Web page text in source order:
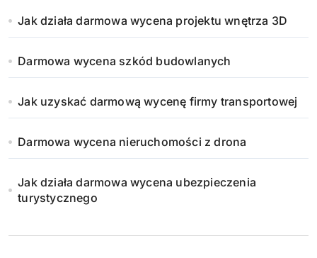
Jak działa darmowa wycena projektu wnętrza 3D
Darmowa wycena szkód budowlanych
Jak uzyskać darmową wycenę firmy transportowej
Darmowa wycena nieruchomości z drona
Jak działa darmowa wycena ubezpieczenia
turystycznego